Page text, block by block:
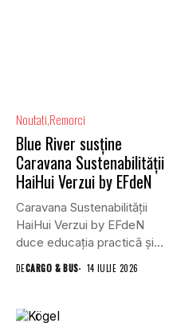
Noutati Remorci
Blue River susține
Caravana Sustenabilității
HaiHui Verzui by EFdeN
Caravana Sustenabilității
HaiHui Verzui by EFdeN
duce educația practică și
sustenabilitatea mai...
DECARGO & BUS 14 IULIE 2026